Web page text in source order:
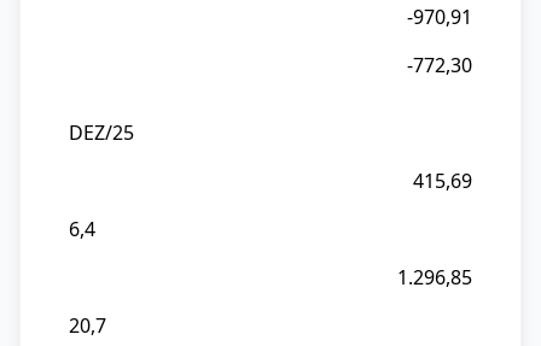
-970,91
-772,30
DEZ/25
415,69
6,4
1.296,85
20,7